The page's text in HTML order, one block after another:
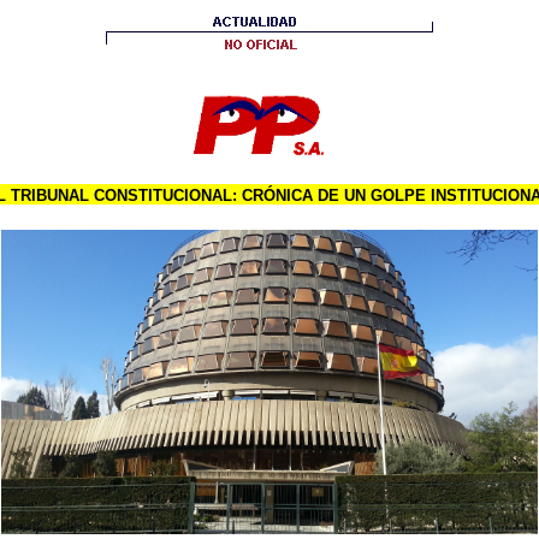
TRIBUNAL CONSTITUCIONAL: CRÓNICA DE UN GOLPE